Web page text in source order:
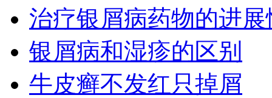
治疗银屑病药物的进展
银屑病和湿疹的区别
牛皮癣不发红只掉屑